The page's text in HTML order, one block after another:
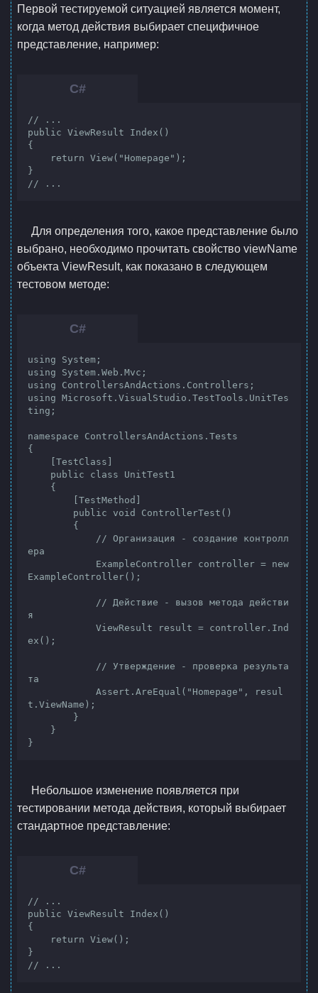
Первой тестируемой ситуацией является момент,
когда метод действия выбирает специфичное
представление, например:
// ...
public ViewResult Index()
{
}
// ...
Для определения того, какое представление было
выбрано, необходимо прочитать свойство viewName
объекта ViewResult, как показано в следующем
тестовом методе:
using System;
using System.Web.Mvc;
using ControllersAndActions.Controllers;
using Microsoft.VisualStudio.TestTools.UnitTes
ting;
namespace ControllersAndActions.Tests
{
ера
ExampleController();
я
ex();
та
t.ViewName);
}
Небольшое изменение появляется при
тестировании метода действия, который выбирает
стандартное представление:
// ...
public ViewResult Index()
{
}
// ...